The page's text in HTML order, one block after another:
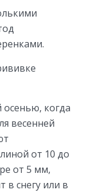
осенью, когда
весенней
от 10 до
от 5 мм,
в снегу или в